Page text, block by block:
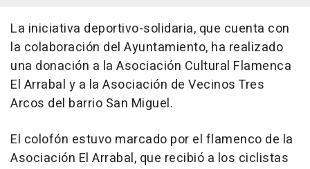
La iniciativa deportivo-solidaria, que cuenta con
la colaboración del Ayuntamiento, ha realizado
una donación a la Asociación Cultural Flamenca
El Arrabal y a la Asociación de Vecinos Tres
Arcos del barrio San Miguel.
El colofón estuvo marcado por el flamenco de la
Asociación El Arrabal, que recibió a los ciclistas